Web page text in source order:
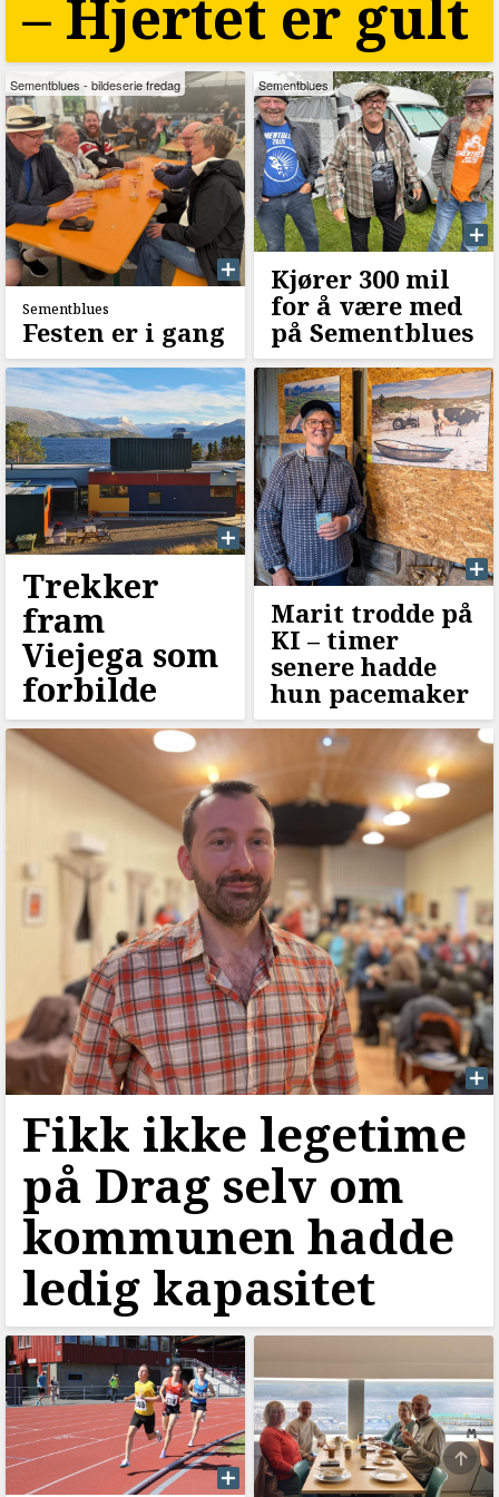
–⁠ Hjertet er gult
Sementblues - bildeserie fredag
Sementblues
Festen er i gang
Sementblues
Kjører 300 mil
for å være med
på Sementblues
Trekker
fram
Viejega som
forbilde
Marit trodde på
KI –⁠ timer
senere hadde
hun pacemaker
Fikk ikke legetime
på Drag selv om
kommunen hadde
ledig kapasitet